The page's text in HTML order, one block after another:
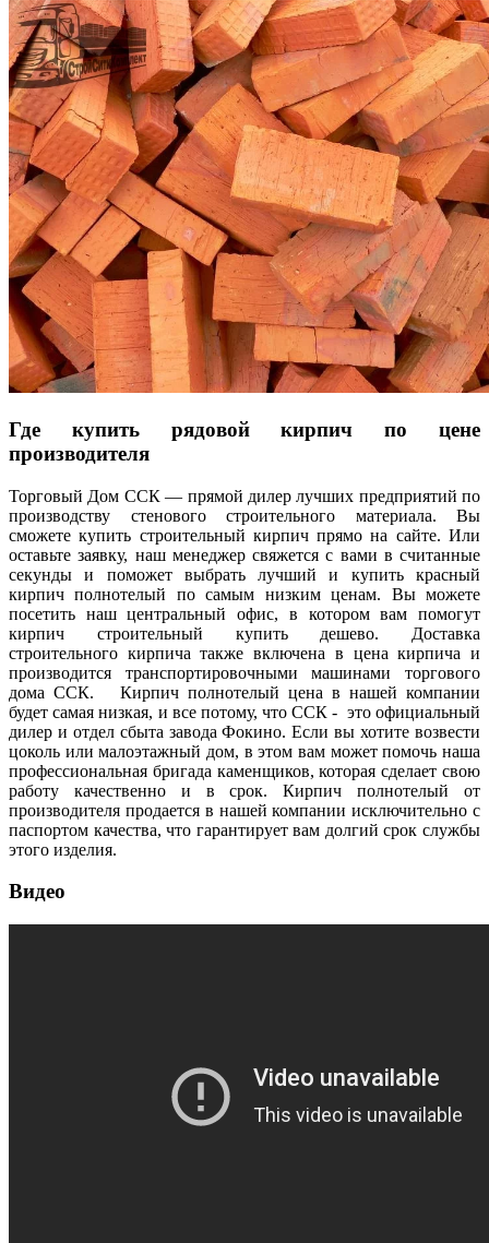
Где купить рядовой кирпич по цене
производителя
Торговый Дом ССК — прямой дилер лучших предприятий по
производству стенового строительного материала. Вы
сможете купить строительный кирпич прямо на сайте. Или
оставьте заявку, наш менеджер свяжется с вами в считанные
секунды и поможет выбрать лучший и купить красный
кирпич полнотелый по самым низким ценам. Вы можете
посетить наш центральный офис, в котором вам помогут
кирпич строительный купить дешево. Доставка
строительного кирпича также включена в цена кирпича и
производится транспортировочными машинами торгового
дома ССК. Кирпич полнотелый цена в нашей компании
будет самая низкая, и все потому, что ССК - это официальный
дилер и отдел сбыта завода Фокино. Если вы хотите возвести
цоколь или малоэтажный дом, в этом вам может помочь наша
профессиональная бригада каменщиков, которая сделает свою
работу качественно и в срок. Кирпич полнотелый от
производителя продается в нашей компании исключительно с
паспортом качества, что гарантирует вам долгий срок службы
этого изделия.
Видео